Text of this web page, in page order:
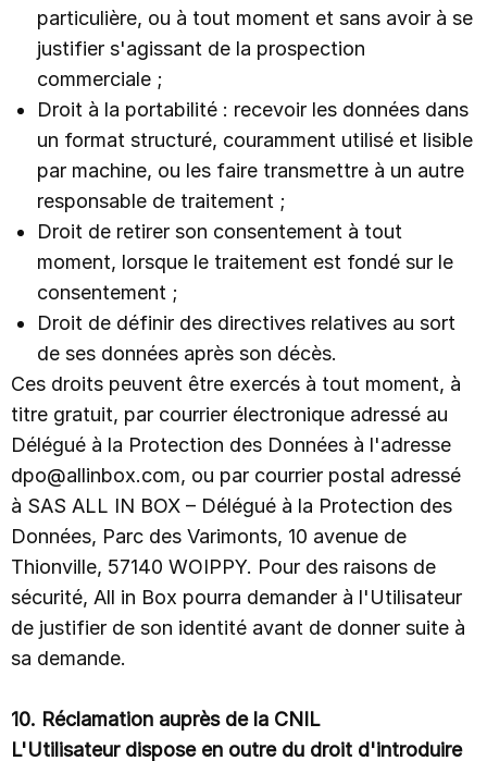
particulière, ou à tout moment et sans avoir à se
justifier s'agissant de la prospection
commerciale ;
Droit à la portabilité : recevoir les données dans
un format structuré, couramment utilisé et lisible
par machine, ou les faire transmettre à un autre
responsable de traitement ;
Droit de retirer son consentement à tout
moment, lorsque le traitement est fondé sur le
consentement ;
Droit de définir des directives relatives au sort
de ses données après son décès.
Ces droits peuvent être exercés à tout moment, à
titre gratuit, par courrier électronique adressé au
Délégué à la Protection des Données à l'adresse
dpo@allinbox.com, ou par courrier postal adressé
à SAS ALL IN BOX – Délégué à la Protection des
Données, Parc des Varimonts, 10 avenue de
Thionville, 57140 WOIPPY. Pour des raisons de
sécurité, All in Box pourra demander à l'Utilisateur
de justifier de son identité avant de donner suite à
sa demande.
10. Réclamation auprès de la CNIL
L'Utilisateur dispose en outre du droit d'introduire